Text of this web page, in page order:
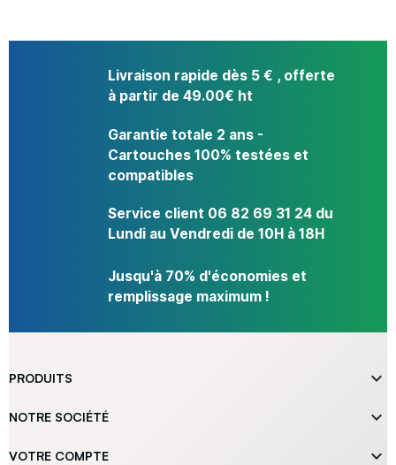
Livraison rapide dès 5 € , offerte
à partir de 49.00€ ht
Garantie totale 2 ans -
Cartouches 100% testées et
compatibles
Service client 06 82 69 31 24 du
Lundi au Vendredi de 10H à 18H
Jusqu'à 70% d'économies et
remplissage maximum !
PRODUITS 
NOTRE SOCIÉTÉ 
VOTRE COMPTE 